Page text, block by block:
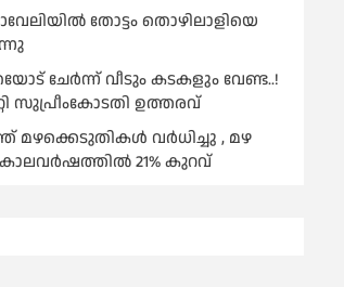
തോട്ടം തൊഴിലാളിയെ
ചേര്‍ന്ന് വീടും കടകളും വേണ്ട..!
സുപ്രീംകോടതി ഉത്തരവ്
മഴക്കെടുതികള്‍ വര്‍ധിച്ചു , മഴ
21% കുറവ്